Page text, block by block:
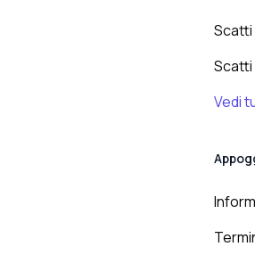
Scatti
Scatti
Vedi